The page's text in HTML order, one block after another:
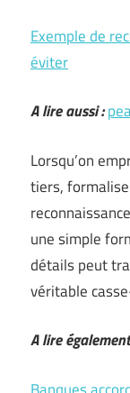
Exemple de
éviter
A lire aussi :
Lorsqu’on
tiers,
une simple
détails peut
véritable
A lire